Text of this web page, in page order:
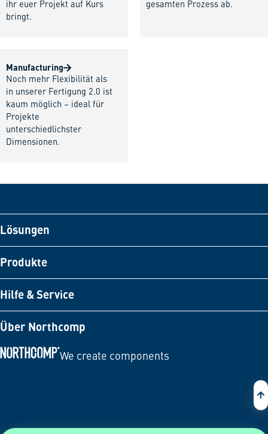
ihr euer Projekt auf Kurs
bringt.
gesamten Prozess ab.
Manufacturing
Noch mehr Flexibilität als
in unserer Fertigung 2.0 ist
kaum möglich – ideal für
Projekte
unterschiedlichster
Dimensionen.
Lösungen
Produkte
Hilfe & Service
Über Northcomp
We create components